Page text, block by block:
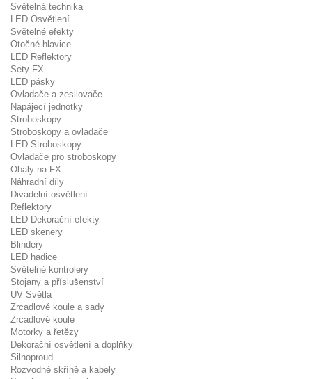
Světelná technika
LED Osvětlení
Světelné efekty
Otočné hlavice
LED Reflektory
Sety FX
LED pásky
Ovladače a zesilovače
Napájecí jednotky
Stroboskopy
Stroboskopy a ovladače
LED Stroboskopy
Ovladače pro stroboskopy
Obaly na FX
Náhradní díly
Divadelní osvětlení
Reflektory
LED Dekorační efekty
LED skenery
Blindery
LED hadice
Světelné kontrolery
Stojany a příslušenství
UV Světla
Zrcadlové koule a sady
Zrcadlové koule
Motorky a řetězy
Dekorační osvětlení a doplňky
Silnoproud
Rozvodné skříně a kabely